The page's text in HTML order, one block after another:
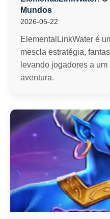
Mundos
2026-05-22
ElementalLinkWater é
mescla estratégia,
levando jogadores a
aventura.